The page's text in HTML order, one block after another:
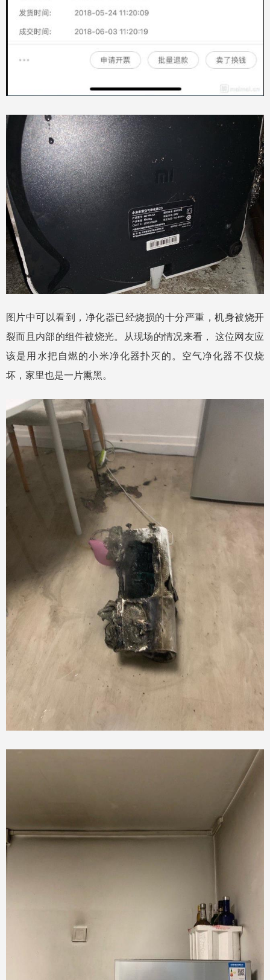
图片中可以看到，净化器已经烧损的十分严重，机身被烧开
裂而且内部的组件被烧光。从现场的情况来看， 这位网友应
该是用水把自燃的小米净化器扑灭的。空气净化器不仅烧
坏，家里也是一片熏黑。